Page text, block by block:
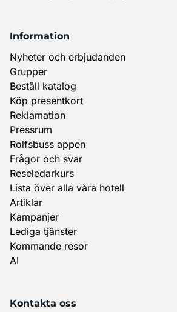
Information
Nyheter och erbjudanden
Grupper
Beställ katalog
Köp presentkort
Reklamation
Pressrum
Rolfsbuss appen
Frågor och svar
Reseledarkurs
Lista över alla våra hotell
Artiklar
Kampanjer
Lediga tjänster
Kommande resor
AI
Kontakta oss